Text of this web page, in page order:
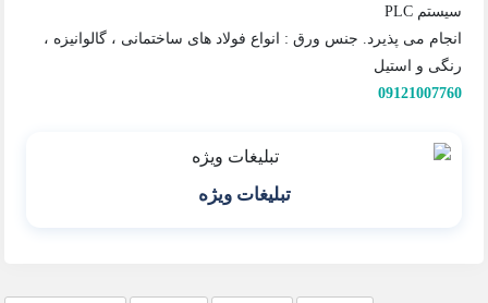
سیستم PLC
انجام می پذیرد. جنس ورق : انواع فولاد های ساختمانی ، گالوانیزه ،
رنگی و استیل
09121007760
تبلیغات ویژه